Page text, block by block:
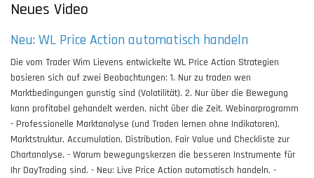
Neues Video
Neu: WL Price Action automatisch handeln
Die vom Trader Wim Lievens entwickelte WL Price Action Strategien
basieren sich auf zwei Beobachtungen: 1. Nur zu traden wen
Marktbedingungen gunstig sind (Volatilität). 2. Nur über die Bewegung
kann profitabel gehandelt werden, nicht über die Zeit. Webinarprogramm
- Professionelle Marktanalyse (und Traden lernen ohne Indikatoren),
Marktstruktur, Accumulation, Distribution, Fair Value und Checkliste zur
Chartanalyse. - Warum bewegungskerzen die besseren Instrumente für
Ihr DayTrading sind. - Neu: Live Price Action automatisch handeln. -